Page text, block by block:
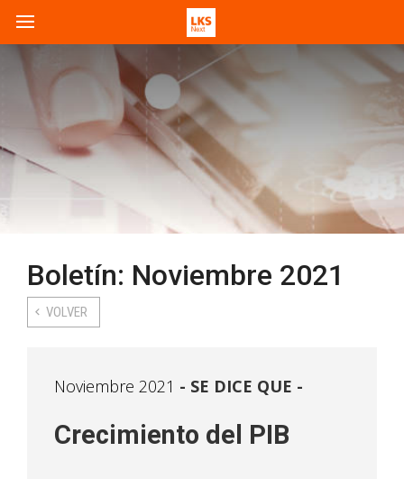
Boletín: Noviembre 2021
VOLVER
Noviembre 2021 SE DICE QUE -
Crecimiento del PIB